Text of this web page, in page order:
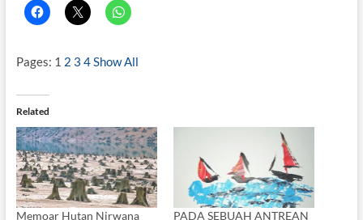
Pages: 1 2 3 4Show All
Related
Memoar Hutan Nirwana
PADA SEBUAH ANTREAN